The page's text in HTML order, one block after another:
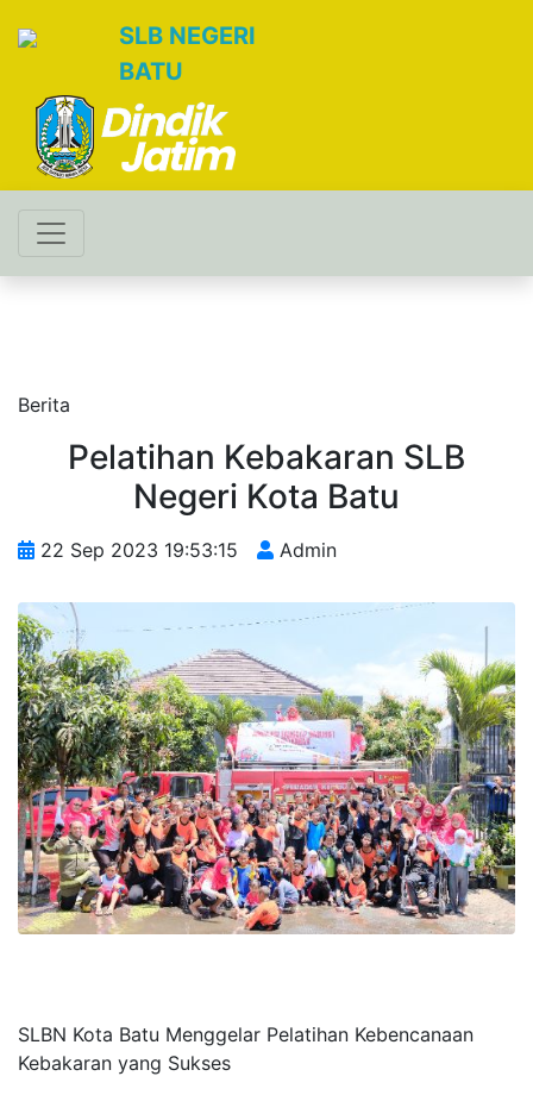
SLB NEGERI
BATU
Berita
Pelatihan Kebakaran SLB
Negeri Kota Batu
22 Sep 2023 19:53:15 Admin
SLBN Kota Batu Menggelar Pelatihan Kebencanaan
Kebakaran yang Sukses